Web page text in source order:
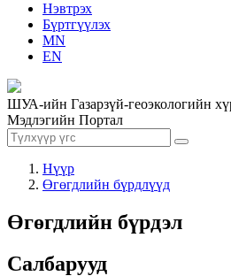
Нэвтрэх
Бүртгүүлэх
MN
EN
ШУА-ийн Газарзүй-геоэкологийн
Мэдлэгийн Портал
Нүүр
Өгөгдлийн бүрдлүүд
Өгөгдлийн бүрдэл
Салбарууд